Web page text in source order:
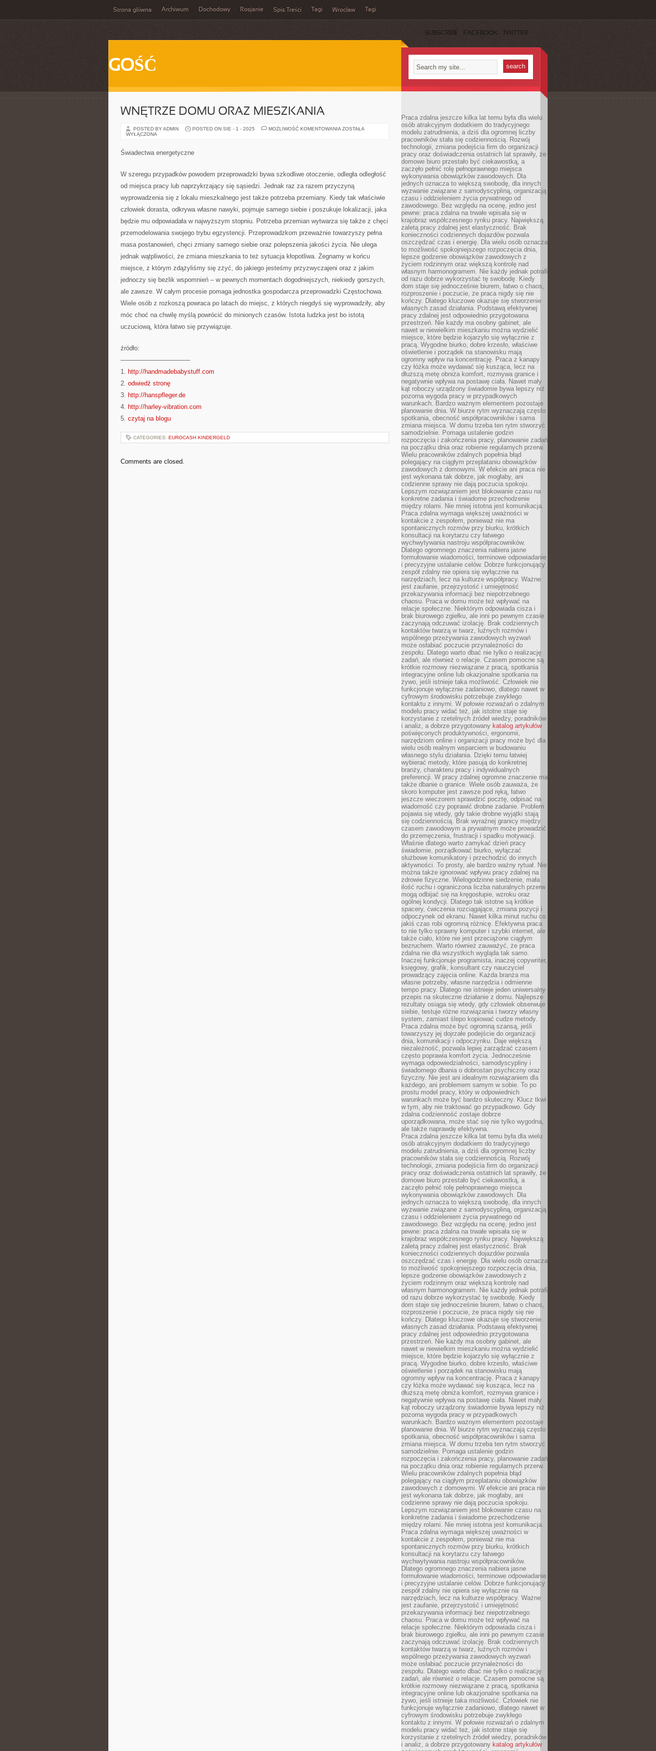
Strona główna Archiwum Dochodowy Rosjanie Spis Treści Tagi Wrocław Tagi
SUBSCRIBE FACEBOOK TWITTER
GOŚĆ
WNĘTRZE DOMU ORAZ MIESZKANIA
POSTED BY ADMIN POSTED ON SIE - 1 - 2025 MOŻLIWOŚĆ KOMENTOWANIA WNĘTRZE
ZOSTAŁA
WYŁĄCZONA
Świadectwa energetyczne
W szeregu przypadków powodem przeprowadzki bywa szkodliwe otoczenie, odległa odległość
od miejsca pracy lub naprzykrzający się sąsiedzi. Jednak raz za razem przyczyną
wyprowadzenia się z lokalu mieszkalnego jest także potrzeba przemiany. Kiedy tak właściwie
człowiek dorasta, odkrywa własne nawyki, pojmuje samego siebie i poszukuje lokalizacji, jaka
będzie mu odpowiadała w najwyższym stopniu. Potrzeba przemian wytwarza się także z chęci
przemodelowania swojego trybu egzystencji. Przeprowadzkom przeważnie towarzyszy pełna
masa postanowień, chęci zmiany samego siebie oraz polepszenia jakości życia. Nie ulega
jednak wątpliwości, że zmiana mieszkania to też sytuacja kłopotliwa. Żegnamy w końcu
miejsce, z którym zdążyliśmy się zżyć, do jakiego jesteśmy przyzwyczajeni oraz z jakim
jednoczy się bezlik wspomnień – w pewnych momentach dogodniejszych, niekiedy gorszych,
ale zawsze. W całym procesie pomaga jednostka gospodarcza przeprowadzki Częstochowa.
Wiele osób z rozkoszą powraca po latach do miejsc, z których niegdyś się wyprowadziły, aby
móc choć na chwilę myślą powrócić do minionych czasów. Istota ludzka jest bo istotą
uczuciową, która łatwo się przywiązuje.
źródło:
———————————
1. http://handmadebabystuff.com
2. odwiedź stronę
3. http://hanspfleger.de
4. http://harley-vibration.com
5. czytaj na blogu
CATEGORIES: EUROCASH KINDERGELD
Comments are closed.
Praca zdalna jeszcze kilka lat temu była dla wielu
osób atrakcyjnym dodatkiem do tradycyjnego
modelu zatrudnienia, a dziś dla ogromnej liczby
pracowników stała się codziennością. Rozwój
technologii, zmiana podejścia firm do organizacji
pracy oraz doświadczenia ostatnich lat sprawiły, że
domowe biuro przestało być ciekawostką, a
zaczęło pełnić rolę pełnoprawnego miejsca
wykonywania obowiązków zawodowych. Dla
jednych oznacza to większą swobodę, dla innych
wyzwanie związane z samodyscypliną, organizacją
czasu i oddzieleniem życia prywatnego od
zawodowego. Bez względu na ocenę, jedno jest
pewne: praca zdalna na trwałe wpisała się w
krajobraz współczesnego rynku pracy. Największą
zaletą pracy zdalnej jest elastyczność. Brak
konieczności codziennych dojazdów pozwala
oszczędzać czas i energię. Dla wielu osób oznacza
to możliwość spokojniejszego rozpoczęcia dnia,
lepsze godzenie obowiązków zawodowych z
życiem rodzinnym oraz większą kontrolę nad
własnym harmonogramem. Nie każdy jednak potrafi
od razu dobrze wykorzystać tę swobodę. Kiedy
dom staje się jednocześnie biurem, łatwo o chaos,
rozproszenie i poczucie, że praca nigdy się nie
kończy. Dlatego kluczowe okazuje się stworzenie
własnych zasad działania. Podstawą efektywnej
pracy zdalnej jest odpowiednio przygotowana
przestrzeń. Nie każdy ma osobny gabinet, ale
nawet w niewielkim mieszkaniu można wydzielić
miejsce, które będzie kojarzyło się wyłącznie z
pracą. Wygodne biurko, dobre krzesło, właściwe
oświetlenie i porządek na stanowisku mają
ogromny wpływ na koncentrację. Praca z kanapy
czy łóżka może wydawać się kusząca, lecz na
dłuższą metę obniża komfort, rozmywa granice i
negatywnie wpływa na postawę ciała. Nawet mały
kąt roboczy urządzony świadomie bywa lepszy niż
pozorna wygoda pracy w przypadkowych
warunkach. Bardzo ważnym elementem pozostaje
planowanie dnia. W biurze rytm wyznaczają często
spotkania, obecność współpracowników i sama
zmiana miejsca. W domu trzeba ten rytm stworzyć
samodzielnie. Pomaga ustalenie godzin
rozpoczęcia i zakończenia pracy, planowanie zadań
na początku dnia oraz robienie regularnych przerw.
Wielu pracowników zdalnych popełnia błąd
polegający na ciągłym przeplataniu obowiązków
zawodowych z domowymi. W efekcie ani praca nie
jest wykonana tak dobrze, jak mogłaby, ani
codzienne sprawy nie dają poczucia spokoju.
Lepszym rozwiązaniem jest blokowanie czasu na
konkretne zadania i świadome przechodzenie
między rolami. Nie mniej istotna jest komunikacja.
Praca zdalna wymaga większej uważności w
kontakcie z zespołem, ponieważ nie ma
spontanicznych rozmów przy biurku, krótkich
konsultacji na korytarzu czy łatwego
wychwytywania nastroju współpracowników.
Dlatego ogromnego znaczenia nabiera jasne
formułowanie wiadomości, terminowe odpowiadanie
i precyzyjne ustalanie celów. Dobrze funkcjonujący
zespół zdalny nie opiera się wyłącznie na
narzędziach, lecz na kulturze współpracy. Ważne
jest zaufanie, przejrzystość i umiejętność
przekazywania informacji bez niepotrzebnego
chaosu. Praca w domu może też wpływać na
relacje społeczne. Niektórym odpowiada cisza i
brak biurowego zgiełku, ale inni po pewnym czasie
zaczynają odczuwać izolację. Brak codziennych
kontaktów twarzą w twarz, luźnych rozmów i
wspólnego przeżywania zawodowych wyzwań
może osłabiać poczucie przynależności do
zespołu. Dlatego warto dbać nie tylko o realizację
zadań, ale również o relacje. Czasem pomocne są
krótkie rozmowy niezwiązane z pracą, spotkania
integracyjne online lub okazjonalne spotkania na
żywo, jeśli istnieje taka możliwość. Człowiek nie
funkcjonuje wyłącznie zadaniowo, dlatego nawet w
cyfrowym środowisku potrzebuje zwykłego
kontaktu z innymi. W połowie rozważań o zdalnym
modelu pracy widać też, jak istotne staje się
korzystanie z rzetelnych źródeł wiedzy, poradników
i analiz, a dobrze przygotowany katalog artykułów
poświęconych produktywności, ergonomii,
narzędziom online i organizacji pracy może być dla
wielu osób realnym wsparciem w budowaniu
własnego stylu działania. Dzięki temu łatwiej
wybierać metody, które pasują do konkretnej
branży, charakteru pracy i indywidualnych
preferencji. W pracy zdalnej ogromne znaczenie ma
także dbanie o granice. Wiele osób zauważa, że
skoro komputer jest zawsze pod ręką, łatwo
jeszcze wieczorem sprawdzić pocztę, odpisać na
wiadomość czy poprawić drobne zadanie. Problem
pojawia się wtedy, gdy takie drobne wyjątki stają
się codziennością. Brak wyraźnej granicy między
czasem zawodowym a prywatnym może prowadzić
do przemęczenia, frustracji i spadku motywacji.
Właśnie dlatego warto zamykać dzień pracy
świadomie, porządkować biurko, wyłączać
służbowe komunikatory i przechodzić do innych
aktywności. To prosty, ale bardzo ważny rytuał. Nie
można także ignorować wpływu pracy zdalnej na
zdrowie fizyczne. Wielogodzinne siedzenie, mała
ilość ruchu i ograniczona liczba naturalnych przerw
mogą odbijać się na kręgosłupie, wzroku oraz
ogólnej kondycji. Dlatego tak istotne są krótkie
spacery, ćwiczenia rozciągające, zmiana pozycji i
odpoczynek od ekranu. Nawet kilka minut ruchu co
jakiś czas robi ogromną różnicę. Efektywna praca
to nie tylko sprawny komputer i szybki internet, ale
także ciało, które nie jest przeciążone ciągłym
bezruchem. Warto również zauważyć, że praca
zdalna nie dla wszystkich wygląda tak samo.
Inaczej funkcjonuje programista, inaczej copywriter,
księgowy, grafik, konsultant czy nauczyciel
prowadzący zajęcia online. Każda branża ma
własne potrzeby, własne narzędzia i odmienne
tempo pracy. Dlatego nie istnieje jeden uniwersalny
przepis na skuteczne działanie z domu. Najlepsze
rezultaty osiąga się wtedy, gdy człowiek obserwuje
siebie, testuje różne rozwiązania i tworzy własny
system, zamiast ślepo kopiować cudze metody.
Praca zdalna może być ogromną szansą, jeśli
towarzyszy jej dojrzałe podejście do organizacji
dnia, komunikacji i odpoczynku. Daje większą
niezależność, pozwala lepiej zarządzać czasem i
często poprawia komfort życia. Jednocześnie
wymaga odpowiedzialności, samodyscypliny i
świadomego dbania o dobrostan psychiczny oraz
fizyczny. Nie jest ani idealnym rozwiązaniem dla
każdego, ani problemem samym w sobie. To po
prostu model pracy, który w odpowiednich
warunkach może być bardzo skuteczny. Klucz tkwi
w tym, aby nie traktować go przypadkowo. Gdy
zdalna codzienność zostaje dobrze
uporządkowana, może stać się nie tylko wygodna,
ale także naprawdę efektywna.
Praca zdalna jeszcze kilka lat temu była dla wielu
osób atrakcyjnym dodatkiem do tradycyjnego
modelu zatrudnienia, a dziś dla ogromnej liczby
pracowników stała się codziennością. Rozwój
technologii, zmiana podejścia firm do organizacji
pracy oraz doświadczenia ostatnich lat sprawiły, że
domowe biuro przestało być ciekawostką, a
zaczęło pełnić rolę pełnoprawnego miejsca
wykonywania obowiązków zawodowych. Dla
jednych oznacza to większą swobodę, dla innych
wyzwanie związane z samodyscypliną, organizacją
czasu i oddzieleniem życia prywatnego od
zawodowego. Bez względu na ocenę, jedno jest
pewne: praca zdalna na trwałe wpisała się w
krajobraz współczesnego rynku pracy. Największą
zaletą pracy zdalnej jest elastyczność. Brak
konieczności codziennych dojazdów pozwala
oszczędzać czas i energię. Dla wielu osób oznacza
to możliwość spokojniejszego rozpoczęcia dnia,
lepsze godzenie obowiązków zawodowych z
życiem rodzinnym oraz większą kontrolę nad
własnym harmonogramem. Nie każdy jednak potrafi
od razu dobrze wykorzystać tę swobodę. Kiedy
dom staje się jednocześnie biurem, łatwo o chaos,
rozproszenie i poczucie, że praca nigdy się nie
kończy. Dlatego kluczowe okazuje się stworzenie
własnych zasad działania. Podstawą efektywnej
pracy zdalnej jest odpowiednio przygotowana
przestrzeń. Nie każdy ma osobny gabinet, ale
nawet w niewielkim mieszkaniu można wydzielić
miejsce, które będzie kojarzyło się wyłącznie z
pracą. Wygodne biurko, dobre krzesło, właściwe
oświetlenie i porządek na stanowisku mają
ogromny wpływ na koncentrację. Praca z kanapy
czy łóżka może wydawać się kusząca, lecz na
dłuższą metę obniża komfort, rozmywa granice i
negatywnie wpływa na postawę ciała. Nawet mały
kąt roboczy urządzony świadomie bywa lepszy niż
pozorna wygoda pracy w przypadkowych
warunkach. Bardzo ważnym elementem pozostaje
planowanie dnia. W biurze rytm wyznaczają często
spotkania, obecność współpracowników i sama
zmiana miejsca. W domu trzeba ten rytm stworzyć
samodzielnie. Pomaga ustalenie godzin
rozpoczęcia i zakończenia pracy, planowanie zadań
na początku dnia oraz robienie regularnych przerw.
Wielu pracowników zdalnych popełnia błąd
polegający na ciągłym przeplataniu obowiązków
zawodowych z domowymi. W efekcie ani praca nie
jest wykonana tak dobrze, jak mogłaby, ani
codzienne sprawy nie dają poczucia spokoju.
Lepszym rozwiązaniem jest blokowanie czasu na
konkretne zadania i świadome przechodzenie
między rolami. Nie mniej istotna jest komunikacja.
Praca zdalna wymaga większej uważności w
kontakcie z zespołem, ponieważ nie ma
spontanicznych rozmów przy biurku, krótkich
konsultacji na korytarzu czy łatwego
wychwytywania nastroju współpracowników.
Dlatego ogromnego znaczenia nabiera jasne
formułowanie wiadomości, terminowe odpowiadanie
i precyzyjne ustalanie celów. Dobrze funkcjonujący
zespół zdalny nie opiera się wyłącznie na
narzędziach, lecz na kulturze współpracy. Ważne
jest zaufanie, przejrzystość i umiejętność
przekazywania informacji bez niepotrzebnego
chaosu. Praca w domu może też wpływać na
relacje społeczne. Niektórym odpowiada cisza i
brak biurowego zgiełku, ale inni po pewnym czasie
zaczynają odczuwać izolację. Brak codziennych
kontaktów twarzą w twarz, luźnych rozmów i
wspólnego przeżywania zawodowych wyzwań
może osłabiać poczucie przynależności do
zespołu. Dlatego warto dbać nie tylko o realizację
zadań, ale również o relacje. Czasem pomocne są
krótkie rozmowy niezwiązane z pracą, spotkania
integracyjne online lub okazjonalne spotkania na
żywo, jeśli istnieje taka możliwość. Człowiek nie
funkcjonuje wyłącznie zadaniowo, dlatego nawet w
cyfrowym środowisku potrzebuje zwykłego
kontaktu z innymi. W połowie rozważań o zdalnym
modelu pracy widać też, jak istotne staje się
korzystanie z rzetelnych źródeł wiedzy, poradników
i analiz, a dobrze przygotowany katalog artykułów